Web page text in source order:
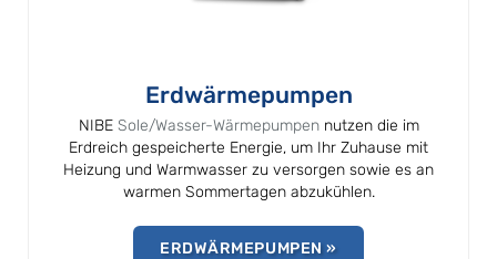
Erdwärmepumpen
NIBE Sole/Wasser-Wärmepumpennutzen die im
Erdreich gespeicherte Energie, um Ihr Zuhause mit
Heizung und Warmwasser zu versorgen sowie es an
warmen Sommertagen abzukühlen.
ERDWÄRMEPUMPEN »